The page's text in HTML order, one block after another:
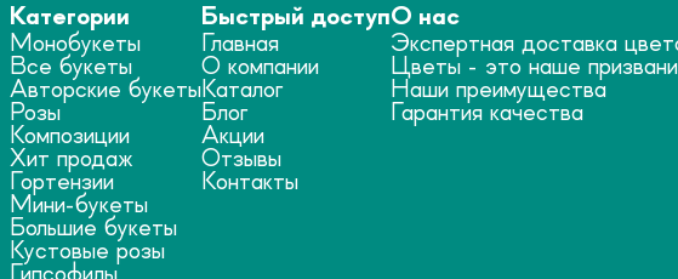
Категории
Монобукеты
Все букеты
Авторские букеты
Розы
Композиции
Хит продаж
Гортензии
Мини-букеты
Большие букеты
Кустовые розы
Быстрый доступ
Главная
О компании
Каталог
Блог
Акции
Отзывы
Контакты
О нас
Экспертная доставка
Цветы - это наше
Наши преимущества
Гарантия качества